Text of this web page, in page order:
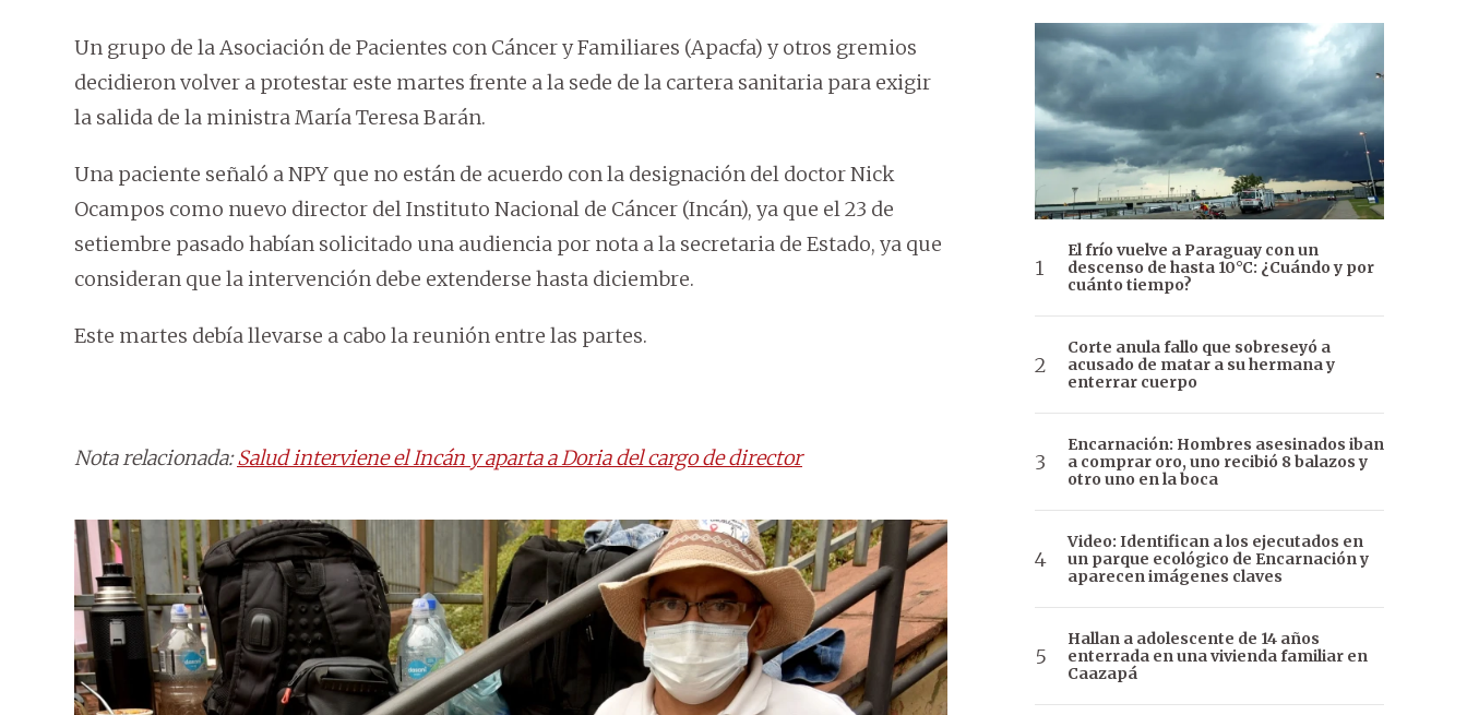
Un grupo de la Asociación de Pacientes con Cáncer y Familiares (Apacfa) y otros gremios
decidieron volver a protestar este martes frente a la sede de la cartera sanitaria para exigir
la salida de la ministra María Teresa Barán.
Una paciente señaló a NPY que no están de acuerdo con la designación del doctor Nick
Ocampos como nuevo director del Instituto Nacional de Cáncer (Incán), ya que el 23 de
setiembre pasado habían solicitado una audiencia por nota a la secretaria de Estado, ya que
consideran que la intervención debe extenderse hasta diciembre.
Este martes debía llevarse a cabo la reunión entre las partes.
Nota relacionada:Salud interviene el Incán y aparta a Doria del cargo de director
El frío vuelve a Paraguay con un
descenso de hasta 10°C: ¿Cuándo y por
cuánto tiempo?
Corte anula fallo que sobreseyó a
acusado de matar a su hermana y
enterrar cuerpo
Encarnación: Hombres asesinados iban
a comprar oro, uno recibió 8 balazos y
otro uno en la boca
Video: Identifican a los ejecutados en
un parque ecológico de Encarnación y
aparecen imágenes claves
Hallan a adolescente de 14 años
enterrada en una vivienda familiar en
Caazapá